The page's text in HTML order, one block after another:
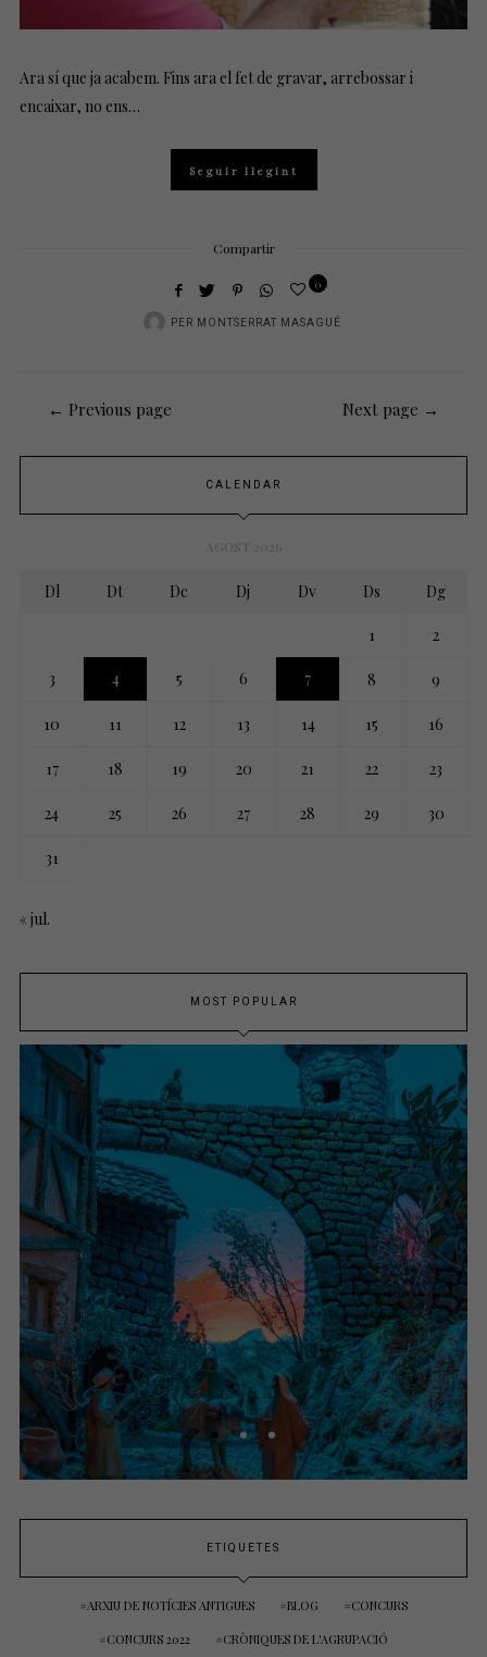
Ara sí que ja acabem. Fins ara el fet de gravar, arrebossar i
encaixar, no ens…
Seguir llegint
Compartir
PER MONTSERRAT MASAGUÉ
0
← Previous page Next page →
CALENDAR
AGOST 2026
Dl Dt Dc Dj Dv Ds Dg
1 2
3 4 5 6 7 8 9
10 11 12 13 14 15 16
17 18 19 20 21 22 23
24 25 26 27 28 29 30
31
« jul.
MOST POPULAR
ETIQUETES
ARXIU DE NOTÍCIES ANTIGUES BLOG CONCURS
CONCURS 2022 CRÒNIQUES DE L'AGRUPACIÓ